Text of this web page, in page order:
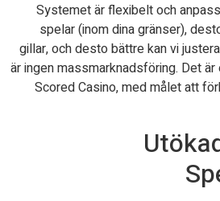
Systemet är flexibelt och
spelar (inom dina gränser),
gillar, och desto bättre kan vi
är ingen massmarknadsföring. Det
Scored Casino, med målet att